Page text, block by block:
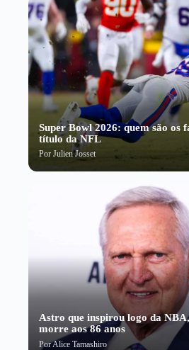
Super Bowl 2026: quem são os
título da NFL
Por Julien Josset
Astro que inspirou logo da
morre aos 86 anos
PorAlice Tamashiro